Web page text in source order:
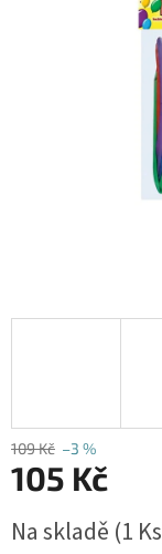
109 Kč –3 %
105 Kč
cena:
Na skladě (1